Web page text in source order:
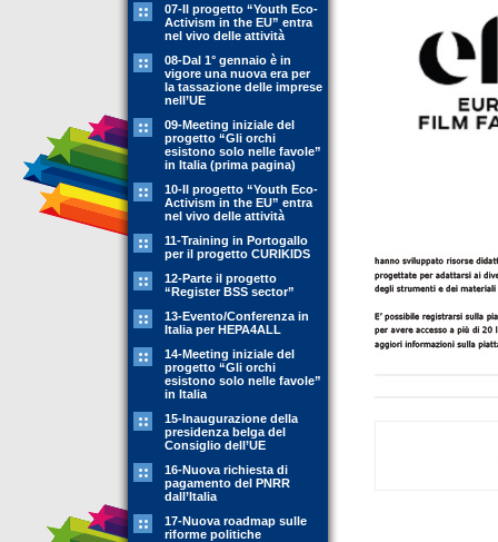
07-Il progetto “Youth Eco-
Activism in the EU” entra
nel vivo delle attività
08-Dal 1° gennaio è in
vigore una nuova era per
la tassazione delle imprese
nell’UE
09-Meeting iniziale del
progetto “Gli orchi
esistono solo nelle favole”
in Italia (prima pagina)
10-Il progetto “Youth Eco-
Activism in the EU” entra
nel vivo delle attività
11-Training in Portogallo
per il progetto CURIKIDS
12-Parte il progetto
“Register BSS sector”
13-Evento/Conferenza in
Italia per HEPA4ALL
14-Meeting iniziale del
progetto “Gli orchi
esistono solo nelle favole”
in Italia
15-Inaugurazione della
presidenza belga del
Consiglio dell’UE
16-Nuova richiesta di
pagamento del PNRR
dall’Italia
17-Nuova roadmap sulle
riforme politiche